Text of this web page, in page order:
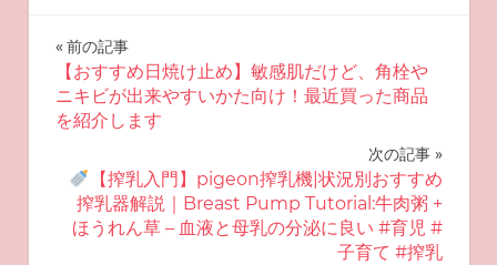
投
稿
ナ
ビ
ゲ
前の記事
【おすすめ日焼け止め】敏感肌だけど、角栓や
ニキビが出来やすいかた向け！最近買った商品
を紹介します
次の記事
【搾乳入門】pigeon搾乳機|状況別おすすめ
搾乳器解説｜Breast Pump Tutorial:牛肉粥 +
ほうれん草 – 血液と母乳の分泌に良い #育児 #
子育て #搾乳